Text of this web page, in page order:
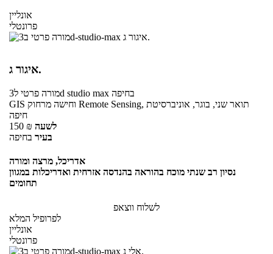
אונליין
פרונטלי
איגור ג.
מורה פרטיל3d studio max בחיפה
GIS וחישה מרחוק Remote Sensing, תואר שני, בוגר, אוניברסיטת
חיפה
150 ₪ לשעה
בעיר בחיפה
אדריכל, מרצה ומורה
נסיון רב שנתי מוכח בהוראה בהנדסה אזרחית ואדריכלות במגוון
תחומים
לשלוח ווצאפ
לפרופיל המלא
אונליין
פרונטלי